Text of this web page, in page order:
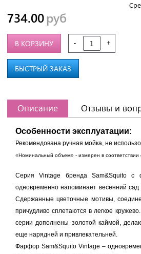
734.00руб
- +
В КОРЗИНУ
БЫСТРЫЙ ЗАКАЗ
Описание Отзывы и
Особенности эксплуатации:
Рекомендована ручная мойка, не
«Номинальный объем» - измерен в соответствии
Серия Vintage бренда Sam&Squito с
одновременно напоминает весенний
Сдержанные цветочные мотивы,
причудливо сплетаются в легкое
серии дополнены золотой каймой,
еще нарядней и привлекательней.
Фарфор Sam&Squito Vintage –